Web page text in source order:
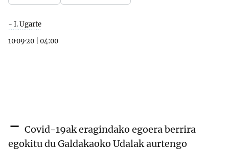
- I. Ugarte
10·09·20
04:00
- Covid-19ak eragindako egoera berrira
egokitu du Galdakaoko Udalak aurtengo